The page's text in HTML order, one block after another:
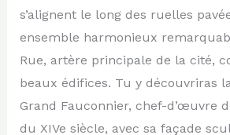
s’alignent le long des ruelles
ensemble harmonieux
Rue, artère principale de la cité,
beaux édifices. Tu y découvriras
Grand Fauconnier, chef-d’œuvre
du XIVe siècle, avec sa façade